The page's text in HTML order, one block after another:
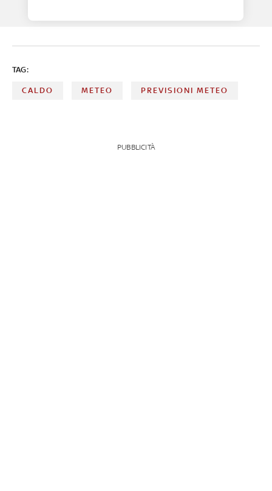
TAG:
CALDO METEO PREVISIONI METEO
PUBBLICITÀ